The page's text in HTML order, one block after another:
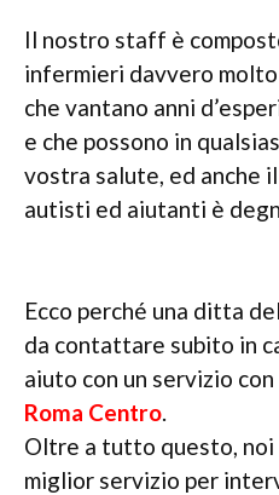
Il nostro staff è
infermieri davvero
che vantano anni
e che possono in
vostra salute, ed anche
autisti ed aiutanti è
Ecco perché una ditta
da contattare subito in
aiuto con un servizio con
Roma Centro.
Oltre a tutto questo,
miglior servizio per